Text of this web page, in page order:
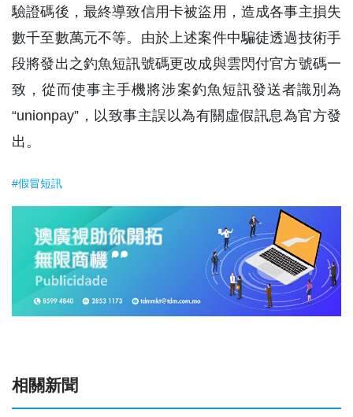
驗證碼後，最終導致信用卡被盜用，造成各事主損失
數千至數萬元不等。由於上述案件中騙徒透過技術手
段將發出之釣魚短訊號碼更改成與雲閃付官方號碼一
致，從而使事主手機將涉案釣魚短訊發送者識別為
“unionpay”，以致事主誤以為有關虛假訊息為官方發
出。
#假冒短訊
相關新聞